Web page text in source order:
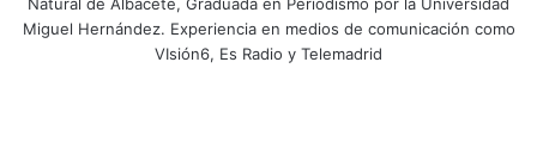
Miguel Hernández. Experiencia en medios de comunicación como
VIsión6, Es Radio y Telemadrid